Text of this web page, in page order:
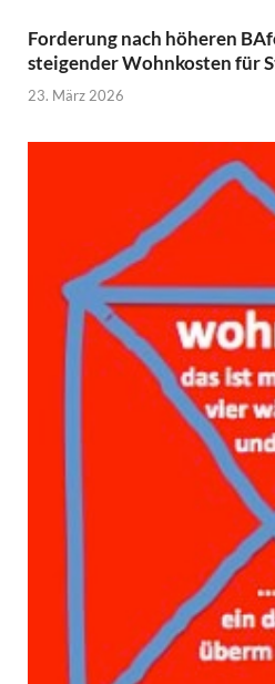
Forderung nach höheren
steigender Wohnkosten für
23. März 2026